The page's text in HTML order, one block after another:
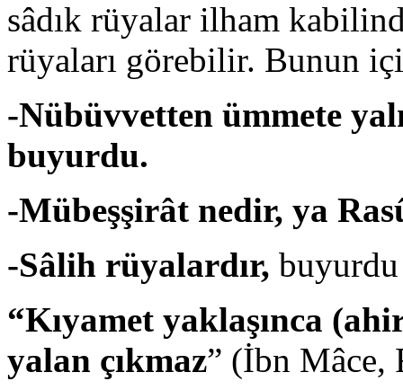
sâdık rüyalar ilham
rüyaları görebilir. Bunun
-Nübüvvetten ümmete
buyurdu.
-Mübeşşirât nedir, ya
-Sâlih rüyalardır,
“Kıyamet yaklaşınca
yalan çıkmaz” (İbn Mâce,